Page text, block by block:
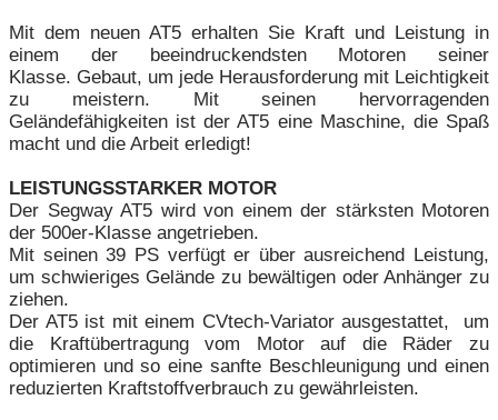
Mit dem neuen AT5 erhalten Sie Kraft und Leistung in
einem der beeindruckendsten Motoren seiner
Klasse. Gebaut, um jede Herausforderung mit Leichtigkeit
zu meistern. Mit seinen hervorragenden
Geländefähigkeiten ist der AT5 eine Maschine, die Spaß
macht und die Arbeit erledigt!
LEISTUNGSSTARKER MOTOR
Der Segway AT5 wird von einem der stärksten Motoren
der 500er-Klasse angetrieben.
Mit seinen 39 PS verfügt er über ausreichend Leistung,
um schwieriges Gelände zu bewältigen oder Anhänger zu
ziehen.
Der AT5 ist mit einem CVtech-Variator ausgestattet, um
die Kraftübertragung vom Motor auf die Räder zu
optimieren und so eine sanfte Beschleunigung und einen
reduzierten Kraftstoffverbrauch zu gewährleisten.